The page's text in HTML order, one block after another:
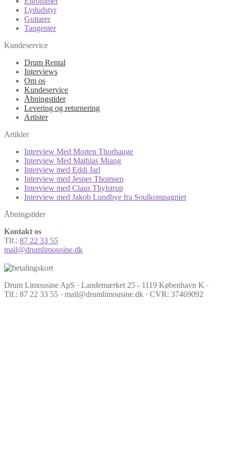
Lydudstyr
Guitarer
Tangenter
Kundeservice
Drum Rental
Interviews
Om os
Kundeservice
Åbningstider
Levering og returnering
Artister
Artikler
Interview Med Morten Thorhauge
Interview Med Mathias Miang
Interview med Eddi Jarl
Interview med Jesper Thomsen
Interview med Claus Thylstrup
Interview med Jakob Lundbye fra Soulkompagniet
Åbningstider
Kontakt os
Tlf.: 87 22 33 55
mail@drumlimousine.dk
Drum Limousine ApS · Landemærket 25 - 1119 København K ·
Tlf.: 87 22 33 55 · mail@drumlimousine.dk · CVR: 37469092